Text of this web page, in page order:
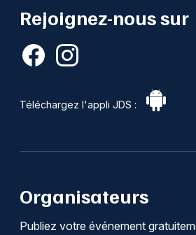
Rejoignez-nous sur
Téléchargez l'appli JDS :
Organisateurs
Publiez votre événement